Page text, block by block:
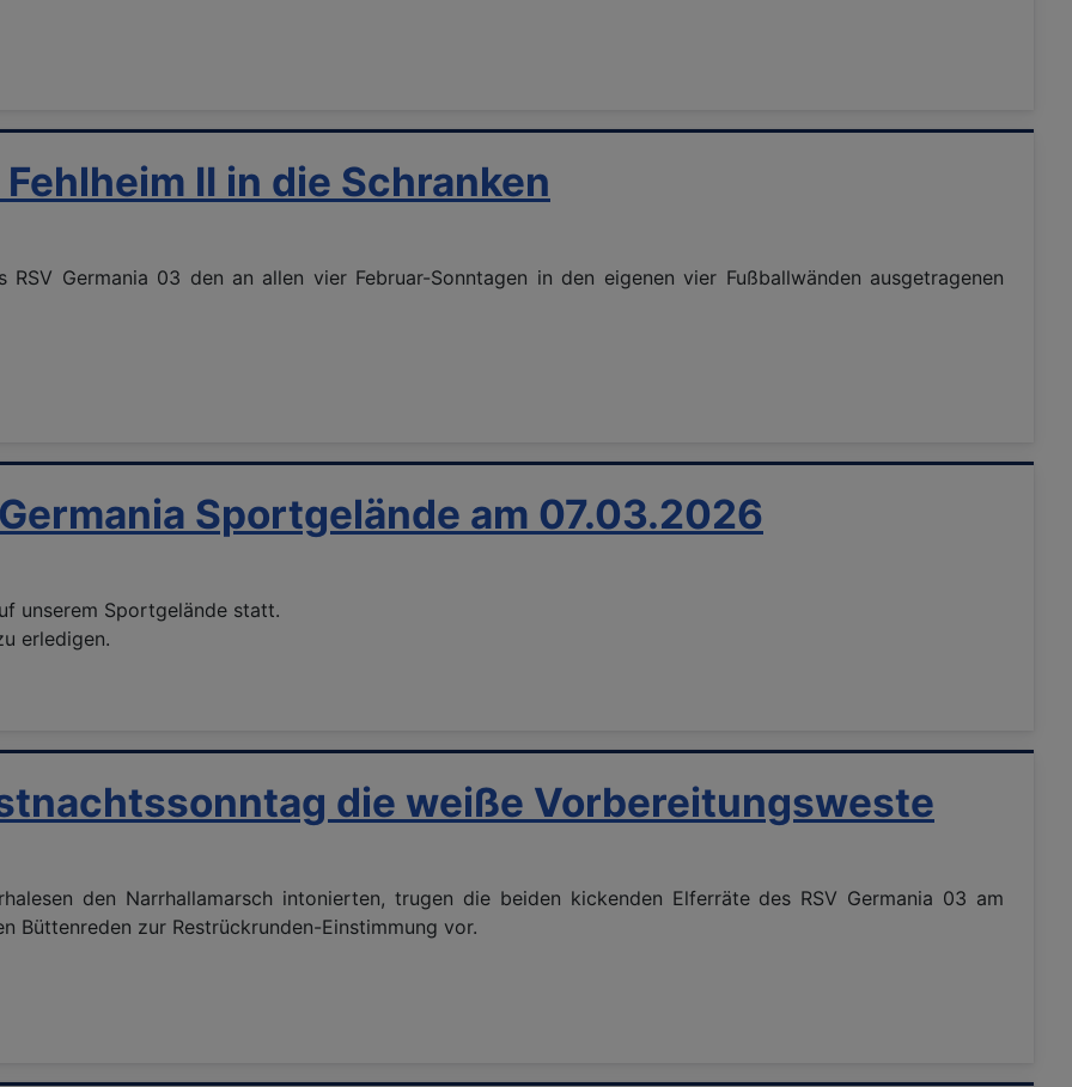
II in die Schranken
Germania 03 den an allen vier Februar-Sonntagen in den eigenen vier Fußballwänden ausgetragenen
Sportgelände am 07.03.2026
unserem Sportgelände statt.
erledigen.
die weiße Vorbereitungsweste
den Narrhallamarsch intonierten, trugen die beiden kickenden Elferräte des RSV Germania 03 am
Büttenreden zur Restrückrunden-Einstimmung vor.